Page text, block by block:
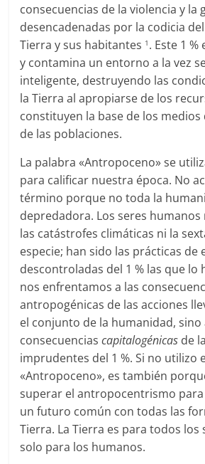
consecuencias de la violencia y la
desencadenadas por la codicia
Tierra y sus habitantes 1 . Este 1
y contamina un entorno a la vez
inteligente, destruyendo las
la Tierra al apropiarse de los
constituyen la base de los medios
de las poblaciones.
La palabra «Antropoceno» se
para calificar nuestra época. No
término porque no toda la
depredadora. Los seres humanos
las catástrofes climáticas ni la
especie; han sido las prácticas de
descontroladas del 1 % las que lo
nos enfrentamos a las
antropogénicas de las acciones
el conjunto de la humanidad, sino
consecuenciascapitalogénicas de
imprudentes del 1 %. Si no utilizo
«Antropoceno», es también
superar el antropocentrismo
un futuro común con todas las
Tierra. La Tierra es para todos los
solo para los humanos.